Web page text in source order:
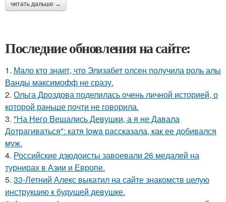
читать дальше →
Последние обновления на сайте:
1. Мало кто знает, что Элизабет олсен получила роль алы
Ванды максимофф не сразу.
2. Ольга Дроздова поделилась очень личной историей, о
которой раньше почти не говорила.
3. "На Него Вешались Девушки, а я не Давала
Дотрагиваться": катя Iowa рассказала, как ее добивался
муж.
4. Российские дзюдоисты завоевали 26 медалей на
турнирах в Азии и Европе.
5. 33-Летний Алекс выкатил на сайте знакомств целую
инструкцию к будущей девушке.